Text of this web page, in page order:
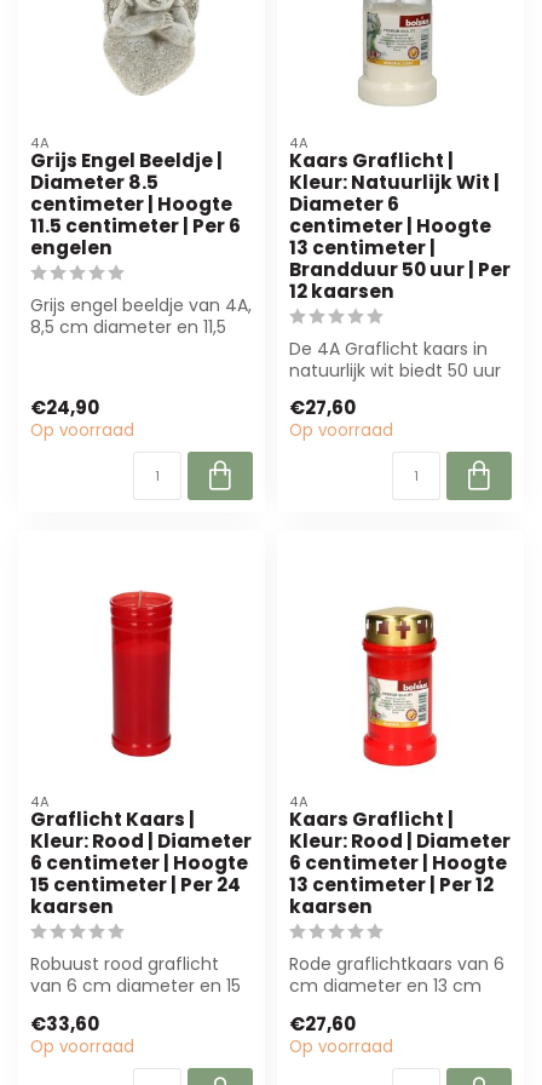
4A
Grijs Engel Beeldje |
Diameter 8.5
centimeter | Hoogte
11.5 centimeter | Per 6
engelen
Grijs engel beeldje van 4A,
8,5 cm diameter en 11,5
€24,90
Op voorraad
4A
Kaars Graflicht |
Kleur: Natuurlijk Wit |
Diameter 6
centimeter | Hoogte
13 centimeter |
Brandduur 50 uur | Per
12 kaarsen
De 4A Graflicht kaars in
natuurlijk wit biedt 50 uur
vl...
€27,60
Op voorraad
4A
Graflicht Kaars |
Kleur: Rood | Diameter
6 centimeter | Hoogte
15 centimeter | Per 24
kaarsen
Robuust rood graflicht
van 6 cm diameter en 15
Gemaakt va...
€33,60
Op voorraad
4A
Kaars Graflicht |
Kleur: Rood | Diameter
6 centimeter | Hoogte
13 centimeter | Per 12
kaarsen
Rode graflichtkaars van 6
cm diameter en 13 cm
Perfe...
€27,60
Op voorraad